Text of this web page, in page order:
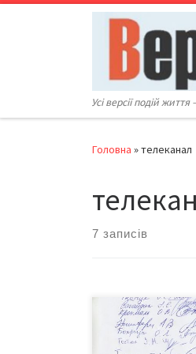
Перейти до вмісту
Усі версії подій
Головна »телеканал
7 записів